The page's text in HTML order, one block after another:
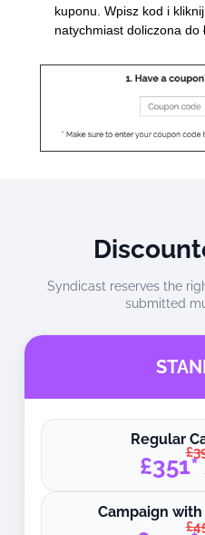
kuponu. Wpisz kod i kliknij
natychmiast doliczona do